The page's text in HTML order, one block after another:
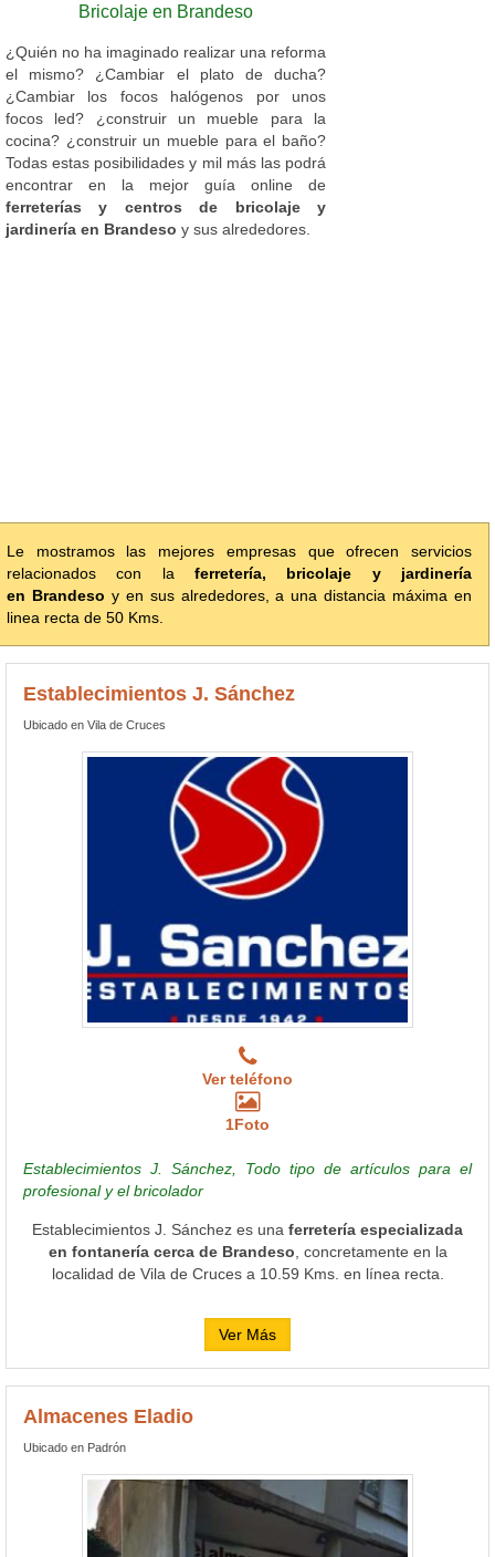
Bricolaje en Brandeso
¿Quién no ha imaginado realizar una reforma
el mismo? ¿Cambiar el plato de ducha?
¿Cambiar los focos halógenos por unos
focos led? ¿construir un mueble para la
cocina? ¿construir un mueble para el baño?
Todas estas posibilidades y mil más las podrá
encontrar en la mejor guía online de
ferreterías y centros de bricolaje y
jardinería en Brandeso y sus alrededores.
Le mostramos las mejores empresas que ofrecen servicios
relacionados con la ferretería, bricolaje y jardinería
en Brandeso y en sus alrededores, a una distancia máxima en
linea recta de 50 Kms.
Establecimientos J. Sánchez
Ubicado en Vila de Cruces
Ver teléfono
1Foto
Establecimientos J. Sánchez, Todo tipo de artículos para el
profesional y el bricolador
Establecimientos J. Sánchez es una ferretería especializada
en fontanería cerca de Brandeso , concretamente en la
localidad de Vila de Cruces a 10.59 Kms. en línea recta.
Ver Más
Almacenes Eladio
Ubicado en Padrón